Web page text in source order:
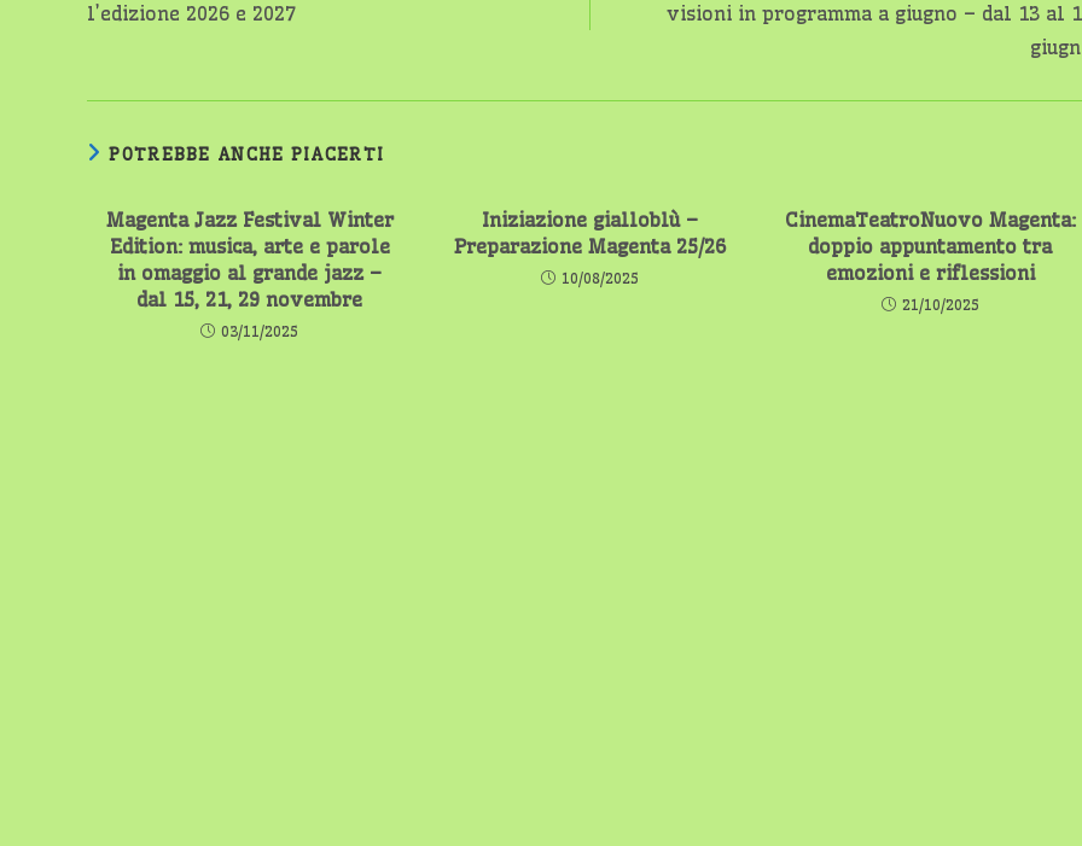
l’edizione 2026 e 2027
visioni in programma a giugno – dal 13 al
POTREBBE ANCHE PIACERTI
Magenta Jazz Festival Winter
Edition: musica, arte e parole
in omaggio al grande jazz –
dal 15, 21, 29 novembre
03/11/2025
Iniziazione gialloblù –
Preparazione Magenta 25/26
10/08/2025
CinemaTeatroNuovo Magenta:
doppio appuntamento tra
emozioni e riflessioni
21/10/2025